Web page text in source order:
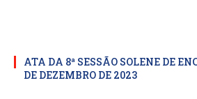
ATA DA 8ª SESSÃO SOLENE DE
DE DEZEMBRO DE 2023